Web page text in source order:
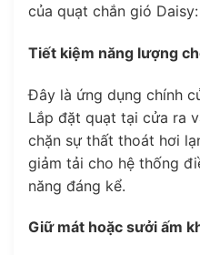
của quạt chắn gió Daisy:
Tiết kiệm năng lượng
Đây là ứng dụng chính
Lắp đặt quạt tại cửa ra
chặn sự thất thoát hơi
giảm tải cho hệ thống
năng đáng kể.
Giữ mát hoặc sưởi ấm